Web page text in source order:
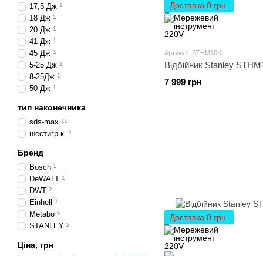
Доставка 0 грн.
Артикул: STHM10K
Відбійник Stanley
7 999 грн
Доставка 0 грн.
17,5 Дж 1
18 Дж 1
20 Дж 1
41 Дж 1
45 Дж 1
5-25 Дж 1
8-25Дж 1
50 Дж 1
тип наконечника
sds-max 11
шестигр-к 1
Бренд
Bosch 2
DeWALT 1
DWT 2
Einhell 1
Metabo 5
STANLEY 2
Ціна, грн